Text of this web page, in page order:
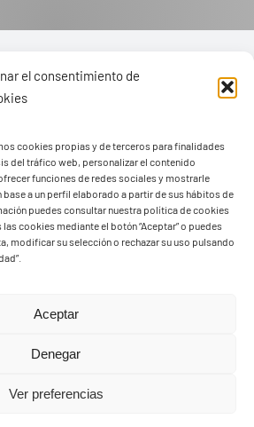
el consentimiento de
cookies propias y de terceros para finalidades
del tráfico web, personalizar el contenido
funciones de redes sociales y mostrarle
a un perfil elaborado a partir de sus hábitos de
puedes consultar nuestra política de cookies
cookies mediante el botón “Aceptar” o puedes
modificar su selección o rechazar su uso pulsando
Aceptar
Denegar
Ver preferencias
1